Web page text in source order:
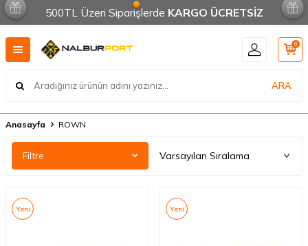
500TL Üzeri Siparişlerde KARGO ÜCRETSİZ
ARA
0
Anasayfa ROWN
Filtre
Yeni Yeni